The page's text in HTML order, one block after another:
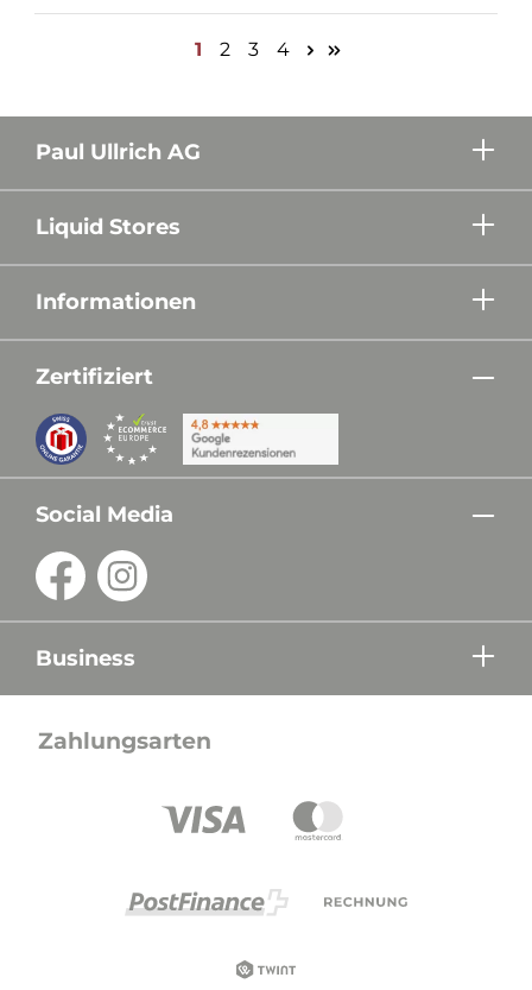
1 2 3 4
Paul Ullrich AG
Liquid Stores
Informationen
Zertifiziert
Social Media
Business
Zahlungsarten